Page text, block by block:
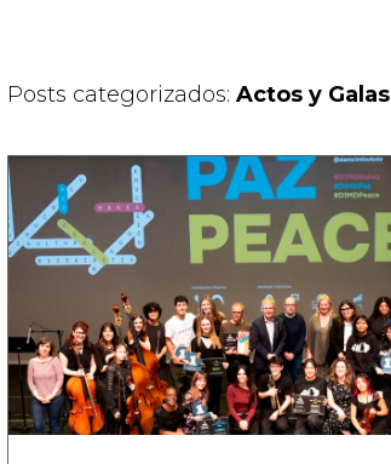
Posts categorizados: Actos y Galas